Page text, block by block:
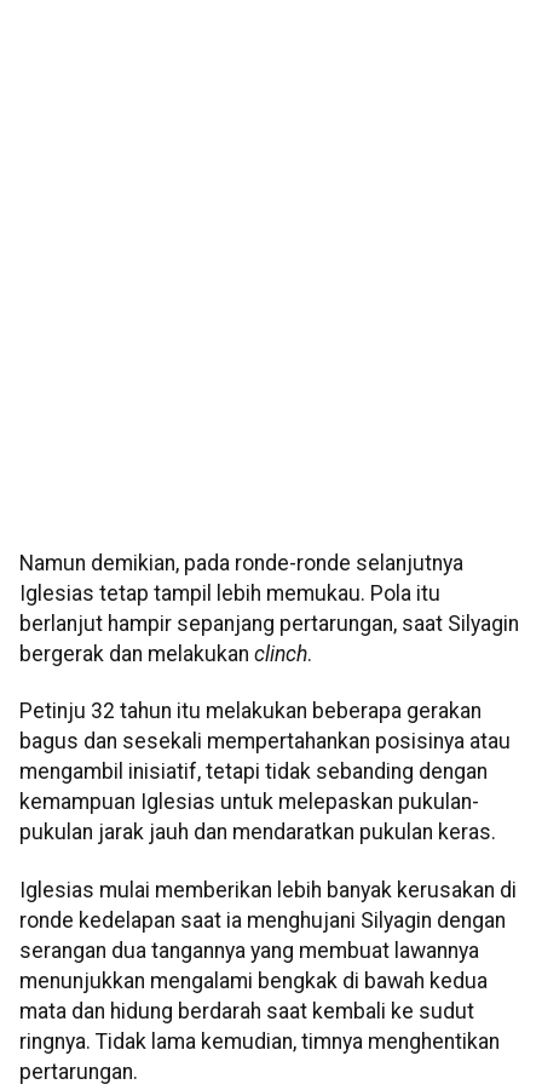
Namun demikian, pada ronde-ronde selanjutnya
Iglesias tetap tampil lebih memukau. Pola itu
berlanjut hampir sepanjang pertarungan, saat Silyagin
bergerak dan melakukan clinch.
Petinju 32 tahun itu melakukan beberapa gerakan
bagus dan sesekali mempertahankan posisinya atau
mengambil inisiatif, tetapi tidak sebanding dengan
kemampuan Iglesias untuk melepaskan pukulan-
pukulan jarak jauh dan mendaratkan pukulan keras.
Iglesias mulai memberikan lebih banyak kerusakan di
ronde kedelapan saat ia menghujani Silyagin dengan
serangan dua tangannya yang membuat lawannya
menunjukkan mengalami bengkak di bawah kedua
mata dan hidung berdarah saat kembali ke sudut
ringnya. Tidak lama kemudian, timnya menghentikan
pertarungan.